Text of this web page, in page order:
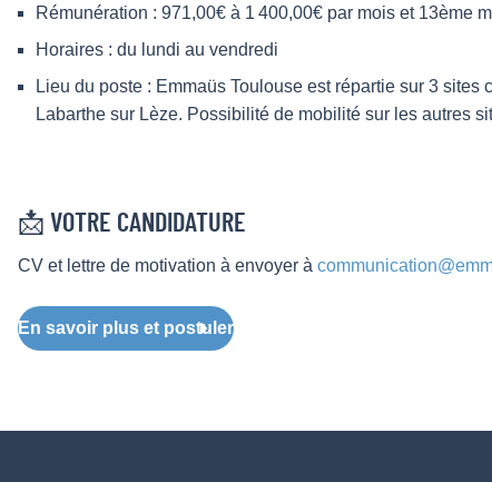
Rémunération : 971,00€ à 1 400,00€ par mois et 13ème
Horaires : du lundi au vendredi
Lieu du poste : Emmaüs Toulouse est répartie sur 3
Labarthe sur Lèze. Possibilité de mobilité sur les autres
📩 VOTRE CANDIDATURE
CV et lettre de motivation à envoyer à
En savoir plus et postuler